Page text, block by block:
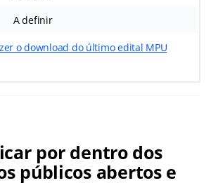
A definir
o download do último edital MPU
por dentro dos
públicos abertos e